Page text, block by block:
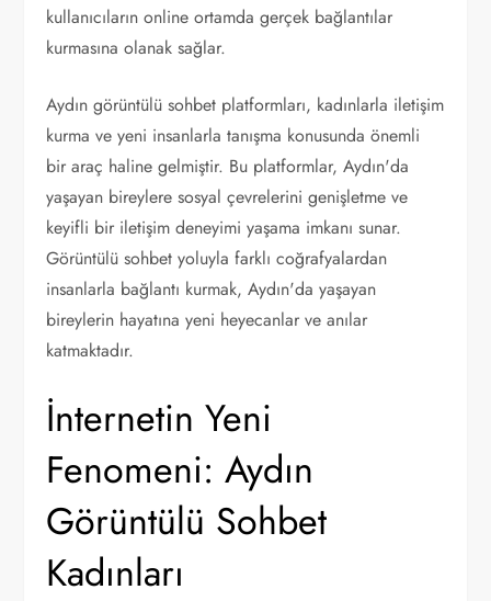
kullanıcıların online ortamda gerçek bağlantılar
kurmasına olanak sağlar.
Aydın görüntülü sohbet platformları, kadınlarla iletişim
kurma ve yeni insanlarla tanışma konusunda önemli
bir araç haline gelmiştir. Bu platformlar, Aydın'da
yaşayan bireylere sosyal çevrelerini genişletme ve
keyifli bir iletişim deneyimi yaşama imkanı sunar.
Görüntülü sohbet yoluyla farklı coğrafyalardan
insanlarla bağlantı kurmak, Aydın'da yaşayan
bireylerin hayatına yeni heyecanlar ve anılar
katmaktadır.
İnternetin Yeni
Fenomeni: Aydın
Görüntülü Sohbet
Kadınları